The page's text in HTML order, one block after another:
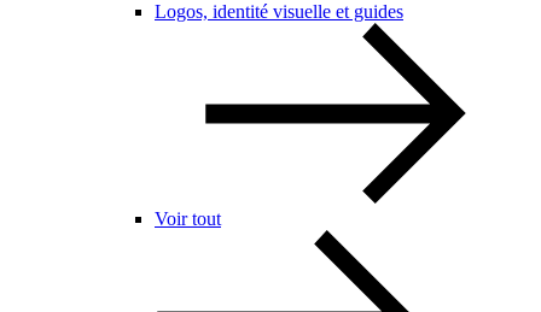
Logos, identité visuelle et guides
Voir tout